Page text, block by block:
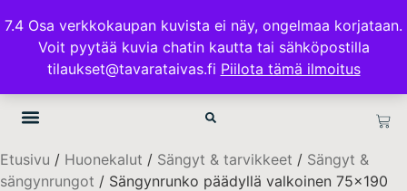
7.4 Osa verkkokaupan kuvista ei näy, ongelmaa korjataan.
Voit pyytää kuvia chatin kautta tai sähköpostilla
tilaukset@tavarataivas.fi Piilota tämä ilmoitus
ILMAINEN TOIMITUS 100€ TILAUKSISSA
TAVARATAIVAS.FI
Etusivu / Huonekalut / Sängyt & tarvikkeet / Sängyt &
sängynrungot / Sängynrunko päädyllä valkoinen 75×190